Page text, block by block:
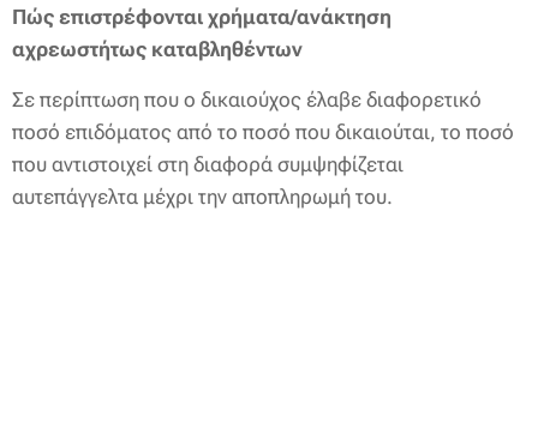
Πώς επιστρέφονται χρήματα/ανάκτηση
αχρεωστήτως καταβληθέντων
Σε περίπτωση που ο δικαιούχος έλαβε διαφορετικό
ποσό επιδόματος από το ποσό που δικαιούται, το ποσό
που αντιστοιχεί στη διαφορά συμψηφίζεται
αυτεπάγγελτα μέχρι την αποπληρωμή του.